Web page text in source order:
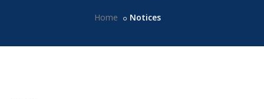
Home Notices